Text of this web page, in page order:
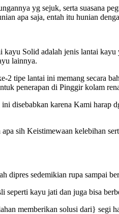
yg sejuk, serta suasana
apa saja, entah itu hunian
Solid adalah jenis lantai
lainnya.
tipe lantai ini memang secara
penerapan di Pinggir kolam
karena Kami harap
sih Keistimewaan kelebihan
sedemikian rupa sampai
kayu jati dan juga bisa
memberikan solusi dari} segi